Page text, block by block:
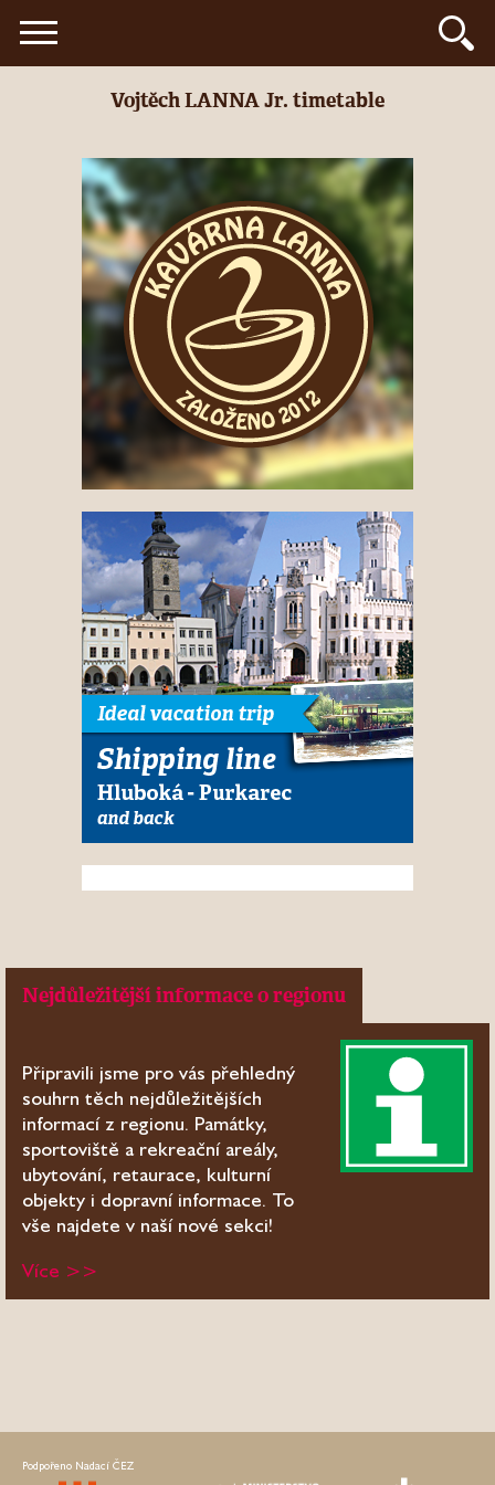
Vojtěch LANNA Jr. timetable
Nejdůležitější informace o regionu
Připravili jsme pro vás přehledný
souhrn těch nejdůležitějších
informací z regionu. Památky,
sportoviště a rekreační areály,
ubytování, retaurace, kulturní
objekty i dopravní informace. To
vše najdete v naší nové sekci!
Více >>
Podpořeno Nadací ČEZ